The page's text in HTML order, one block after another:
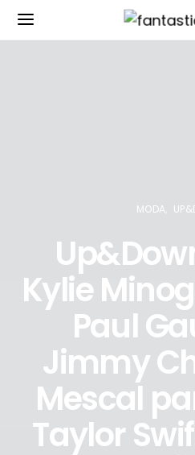
MODA
Kylie
Paul
Jimmy
Mescal
Taylor